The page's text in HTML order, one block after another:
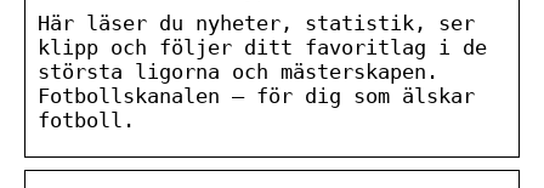
Här läser du nyheter, statistik, ser
klipp och följer ditt favoritlag i de
största ligorna och mästerskapen.
Fotbollskanalen – för dig som älskar
fotboll.